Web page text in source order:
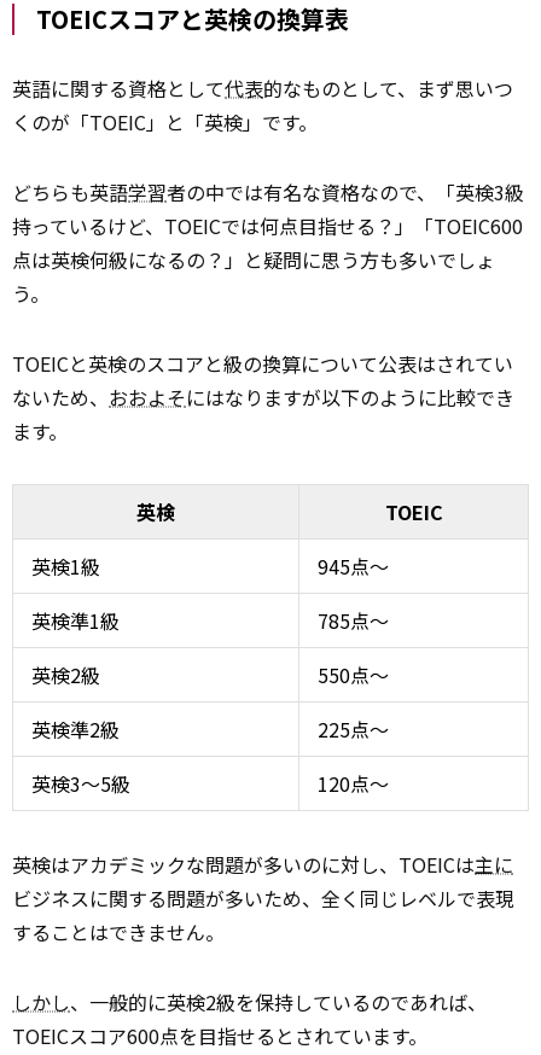
TOEICスコアと英検の換算表
英語に関する資格として代表的なものとして、まず思いつ
くのが「TOEIC」と「英検」です。
どちらも英語学習者の中では有名な資格なので、「英検3級
持っているけど、TOEICでは何点目指せる？」「TOEIC600
点は英検何級になるの？」と疑問に思う方も多いでしょ
う。
TOEICと英検のスコアと級の換算について公表はされてい
ないため、 おおよそにはなりますが以下のように比較でき
ます。
英検
TOEIC
英検1級
945点～
英検準1級
785点～
英検2級
550点～
英検準2級
225点～
英検3～5級
120点～
英検はアカデミックな問題が多いのに対し、TOEICは主に
ビジネスに関する問題が多いため、全く同じレベルで表現
することはできません。
しかし、一般的に英検2級を保持しているのであれば、
TOEICスコア600点を目指せるとされています。